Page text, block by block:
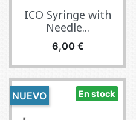
ICO Syringe with
Needle...
Precio
6,00 €
En stock
NUEVO